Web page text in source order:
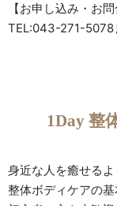
【お申し込み・お問
TEL:043-271-5078
1Day 整
身近な人を癒せる
整体ボディケアの